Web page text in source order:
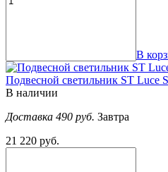
В
Подвесной светильник ST Luce
В наличии
Доставка 490 руб. Завтра
21 220 руб.